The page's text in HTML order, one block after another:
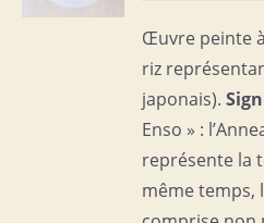
Œuvre peinte
riz
japonais).
Enso » :
représente la
même temps,